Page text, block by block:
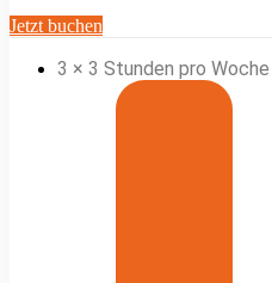
Jetzt buchen
3 × 3 Stunden pro Woche